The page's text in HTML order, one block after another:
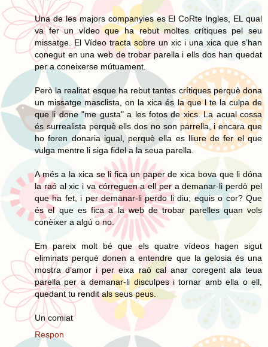
Una de les majors companyies es El CoRte Ingles, EL qual
va fer un vídeo que ha rebut moltes crítiques pel seu
missatge. El Vídeo tracta sobre un xic i una xica que s’han
conegut en una web de trobar parella i ells dos han quedat
per a coneixerse mútuament.
Però la realitat esque ha rebut tantes crítiques perquè dona
un missatge masclista, on la xica és la que l te la culpa de
que li done "me gusta" a les fotos de xics. La acual cossa
és surrealista perquè ells dos no son parrella, i encara que
ho foren donaria igual, perquè ella es lliure de fer el que
vulga mentre li siga fidel a la seua parella.
A més a la xica se li fica un paper de xica bova que li dóna
la raó al xic i va córreguen a ell per a demanar-li perdò pel
que ha fet, i per demanar-li perdo li diu; equis o cor? Que
és el que es fica a la web de trobar parelles quan vols
conèixer a algú o no.
Em pareix molt bé que els quatre vídeos hagen sigut
eliminats perquè donen a entendre que la gelosia és una
mostra d’amor i per eixa raó cal anar coregent ala teua
parella per a demanar-li disculpes i tornar amb ella o ell,
quedant tu rendit als seus peus.
Un comiat
Respon